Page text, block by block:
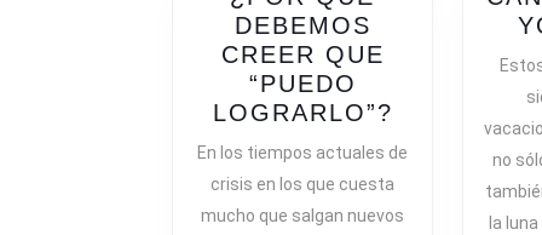
DEBEMOS
CREER QUE
“PUEDO
LOGRARLO”?
QUÉ
DEBEMOS
CREER
QUE
En los tiempos actuales de
crisis en los que cuesta
mucho que salgan nuevos
no
la